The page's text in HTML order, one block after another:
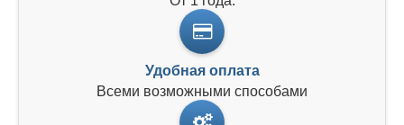
Удобная оплата
Всеми возможными способами